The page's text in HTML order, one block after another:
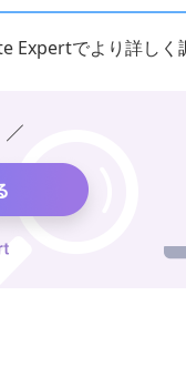
Expertでより詳しく